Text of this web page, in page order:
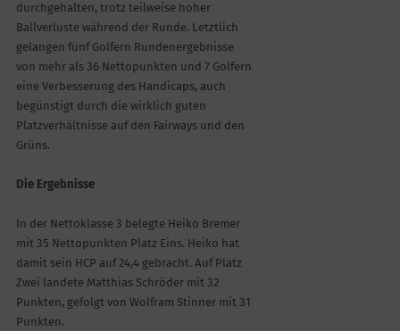
durchgehalten, trotz teilweise hoher
Ballverluste während der Runde. Letztlich
gelangen fünf Golfern Rundenergebnisse
von mehr als 36 Nettopunkten und 7 Golfern
eine Verbesserung des Handicaps, auch
begünstigt durch die wirklich guten
Platzverhältnisse auf den Fairways und den
Grüns.
Die Ergebnisse
In der Nettoklasse 3 belegte Heiko Bremer
mit 35 Nettopunkten Platz Eins. Heiko hat
damit sein HCP auf 24,4 gebracht. Auf Platz
Zwei landete Matthias Schröder mit 32
Punkten, gefolgt von Wolfram Stinner mit 31
Punkten.